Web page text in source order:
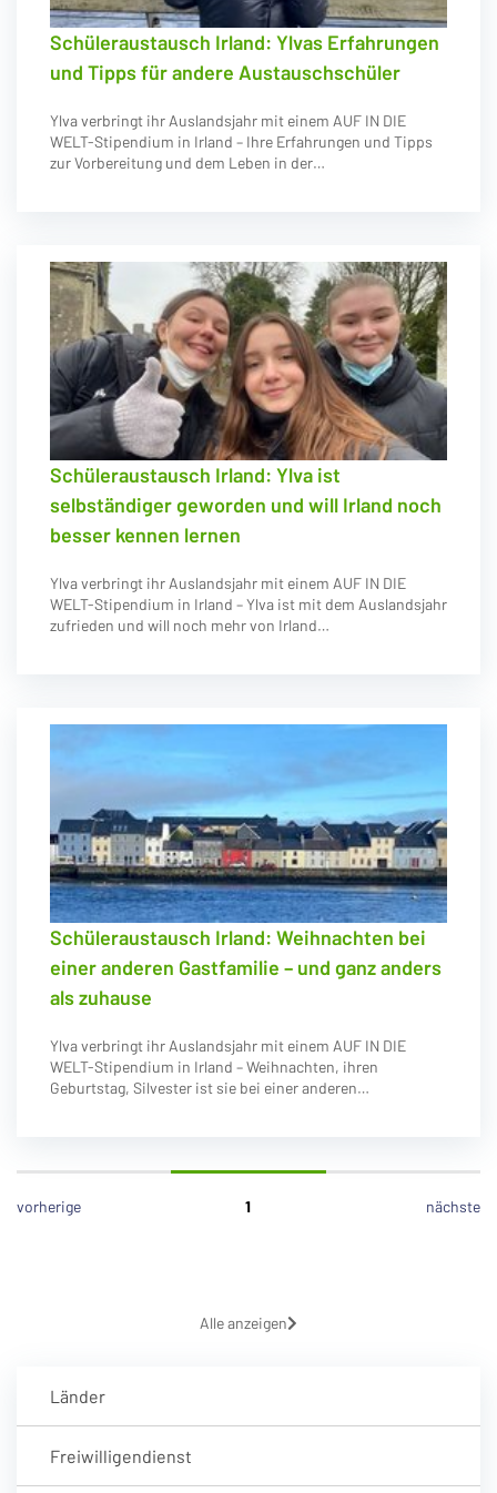
Schüleraustausch Irland: Ylvas Erfahrungen
und Tipps für andere Austauschschüler
Ylva verbringt ihr Auslandsjahr mit einem AUF IN DIE
WELT-Stipendium in Irland – Ihre Erfahrungen und Tipps
zur Vorbereitung und dem Leben in der…
Schüleraustausch Irland: Ylva ist
selbständiger geworden und will Irland noch
besser kennen lernen
Ylva verbringt ihr Auslandsjahr mit einem AUF IN DIE
WELT-Stipendium in Irland – Ylva ist mit dem Auslandsjahr
zufrieden und will noch mehr von Irland…
Schüleraustausch Irland: Weihnachten bei
einer anderen Gastfamilie – und ganz anders
als zuhause
Ylva verbringt ihr Auslandsjahr mit einem AUF IN DIE
WELT-Stipendium in Irland – Weihnachten, ihren
Geburtstag, Silvester ist sie bei einer anderen…
vorherige 1 nächste
Alle anzeigen
Länder
Freiwilligendienst